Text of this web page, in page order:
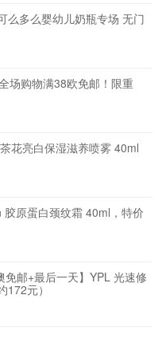
么多么婴幼儿奶瓶专场 无门
场购物满38欧免邮！限重
花亮白保湿滋养喷雾 40ml
原蛋白颈纹霜 40ml，特价
邮+最后一天】YPL 光速修
元）